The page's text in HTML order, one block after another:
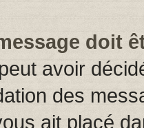
doit
avoir
des
ait placé